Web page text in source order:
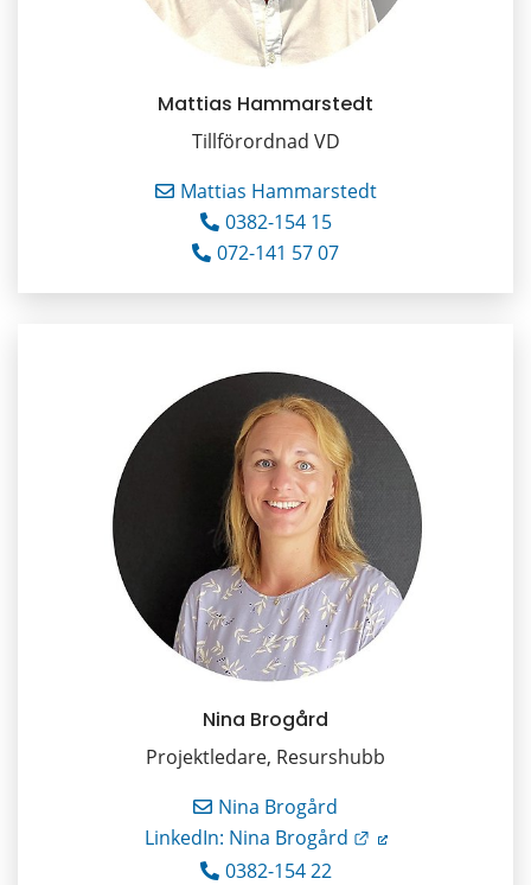
Mattias Hammarstedt
Tillförordnad VD
Mattias Hammarstedt
0382-154 15
072-141 57 07
Nina Brogård
Projektledare, Resurshubb
Nina Brogård
LinkedIn: Nina Brogård
Länk till annan
0382-154 22